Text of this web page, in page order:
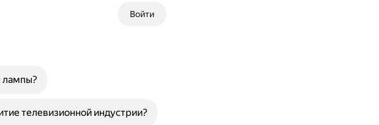
Войти
лампы?
телевизионной индустрии?